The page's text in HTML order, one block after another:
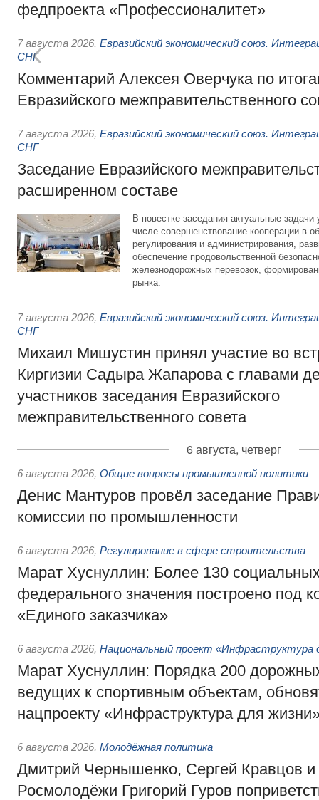
федпроекта «Профессионалитет»
7 августа 2026, Евразийский экономический союз.
СНГ
Комментарий Алексея Оверчука по
Евразийского межправительственного
7 августа 2026, Евразийский экономический союз.
СНГ
Заседание Евразийского
расширенном составе
В повестке заседания актуальные задачи
числе совершенствование кооперации в
регулирования и администрирования,
обеспечение продовольственной
железнодорожных перевозок,
рынка.
7 августа 2026, Евразийский экономический союз.
СНГ
Михаил Мишустин принял участие во
Киргизии Садыра Жапарова с главами
участников заседания Евразийского
межправительственного совета
6 августа, четверг
6 августа 2026, Общие вопросы промышленной политики
Денис Мантуров провёл заседание
комиссии по промышленности
6 августа 2026, Регулирование в сфере строительства
Марат Хуснуллин: Более 130
федерального значения построено под
«Единого заказчика»
6 августа 2026, Национальный проект «Инфраструктура
Марат Хуснуллин: Порядка 200
ведущих к спортивным объектам,
нацпроекту «Инфраструктура для
6 августа 2026, Молодёжная политика
Дмитрий Чернышенко, Сергей Кравцов и
Росмолодёжи Григорий Гуров